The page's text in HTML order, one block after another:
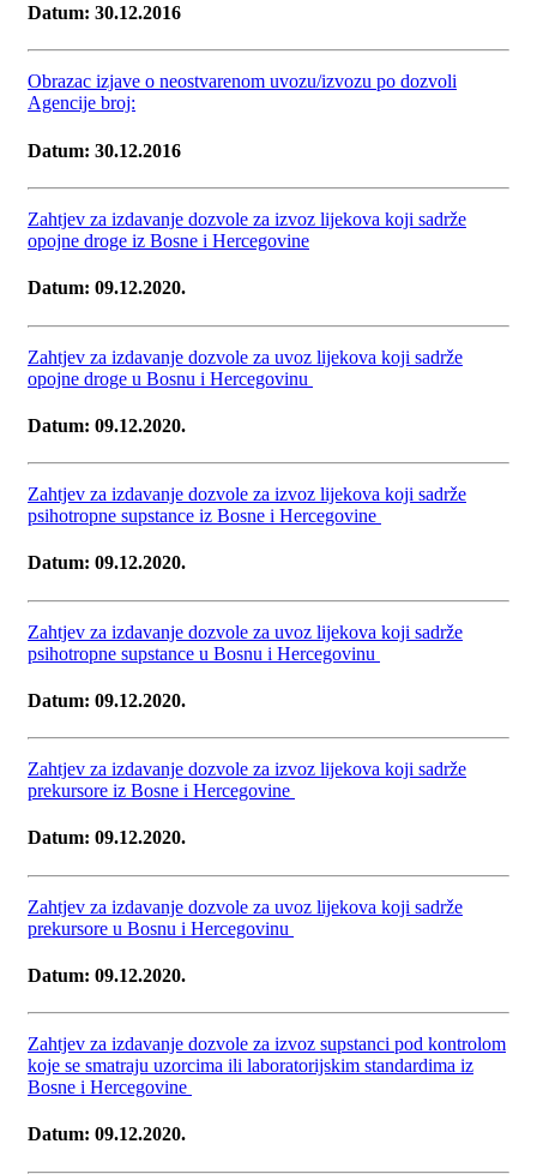
Datum: 30.12.2016
Obrazac izjave o neostvarenom uvozu/izvozu po dozvoli
Agencije broj:
Datum: 30.12.2016
Zahtjev za izdavanje dozvole za izvoz lijekova koji sadrže
opojne droge iz Bosne i Hercegovine
Datum: 09.12.2020.
Zahtjev za izdavanje dozvole za uvoz lijekova koji sadrže
opojne droge u Bosnu i Hercegovinu
Datum: 09.12.2020.
Zahtjev za izdavanje dozvole za izvoz lijekova koji sadrže
psihotropne supstance iz Bosne i Hercegovine
Datum: 09.12.2020.
Zahtjev za izdavanje dozvole za uvoz lijekova koji sadrže
psihotropne supstance u Bosnu i Hercegovinu
Datum: 09.12.2020.
Zahtjev za izdavanje dozvole za izvoz lijekova koji sadrže
prekursore iz Bosne i Hercegovine
Datum: 09.12.2020.
Zahtjev za izdavanje dozvole za uvoz lijekova koji sadrže
prekursore u Bosnu i Hercegovinu
Datum: 09.12.2020.
Zahtjev za izdavanje dozvole za izvoz supstanci pod kontrolom
koje se smatraju uzorcima ili laboratorijskim standardima iz
Bosne i Hercegovine
Datum: 09.12.2020.